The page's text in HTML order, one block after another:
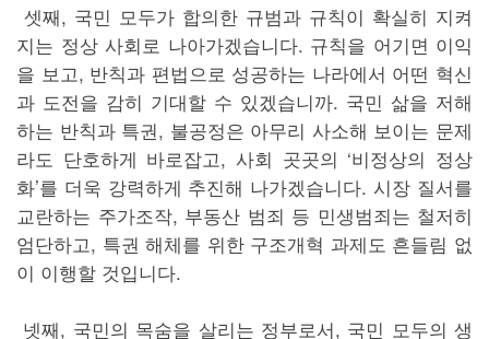
셋째, 국민 모두가 합의한 규범과 규칙이 확실히 지켜
지는 정상 사회로 나아가겠습니다. 규칙을 어기면 이익
을 보고, 반칙과 편법으로 성공하는 나라에서 어떤 혁신
과 도전을 감히 기대할 수 있겠습니까. 국민 삶을 저해
하는 반칙과 특권, 불공정은 아무리 사소해 보이는 문제
라도 단호하게 바로잡고, 사회 곳곳의 ‘비정상의 정상
화’를 더욱 강력하게 추진해 나가겠습니다. 시장 질서를
교란하는 주가조작, 부동산 범죄 등 민생범죄는 철저히
엄단하고, 특권 해체를 위한 구조개혁 과제도 흔들림 없
이 이행할 것입니다.
넷째, 국민의 목숨을 살리는 정부로서, 국민 모두의 생